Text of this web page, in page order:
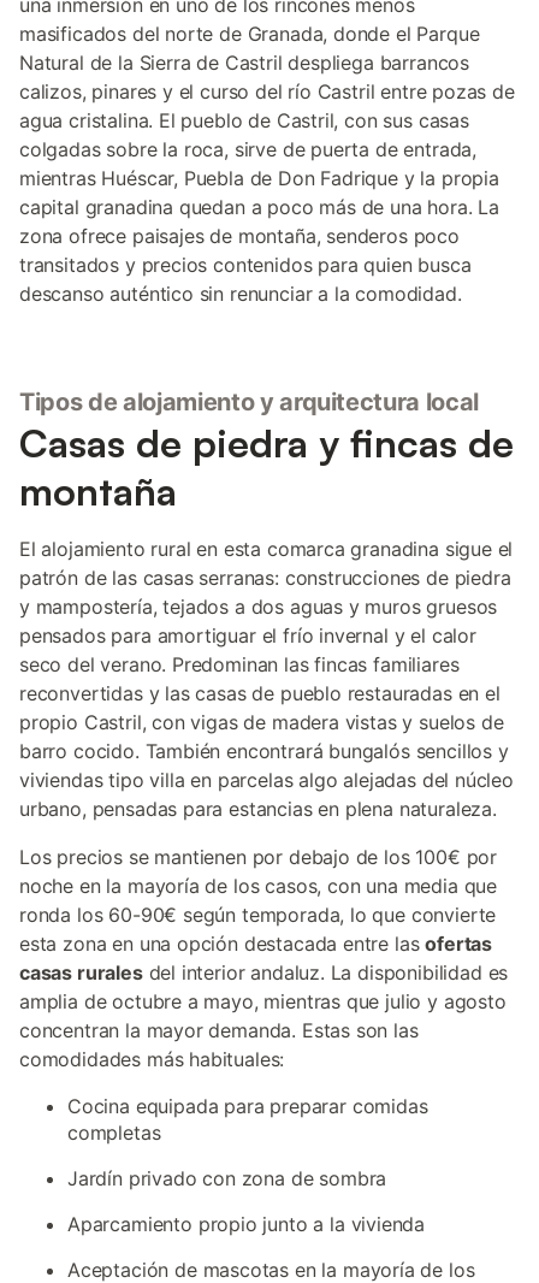
una inmersión en uno de los rincones menos
masificados del norte de Granada, donde el Parque
Natural de la Sierra de Castril despliega barrancos
calizos, pinares y el curso del río Castril entre pozas de
agua cristalina. El pueblo de Castril, con sus casas
colgadas sobre la roca, sirve de puerta de entrada,
mientras Huéscar, Puebla de Don Fadrique y la propia
capital granadina quedan a poco más de una hora. La
zona ofrece paisajes de montaña, senderos poco
transitados y precios contenidos para quien busca
descanso auténtico sin renunciar a la comodidad.
Tipos de alojamiento y arquitectura local
Casas de piedra y fincas de
montaña
El alojamiento rural en esta comarca granadina sigue el
patrón de las casas serranas: construcciones de piedra
y mampostería, tejados a dos aguas y muros gruesos
pensados para amortiguar el frío invernal y el calor
seco del verano. Predominan las fincas familiares
reconvertidas y las casas de pueblo restauradas en el
propio Castril, con vigas de madera vistas y suelos de
barro cocido. También encontrará bungalós sencillos y
viviendas tipo villa en parcelas algo alejadas del núcleo
urbano, pensadas para estancias en plena naturaleza.
Los precios se mantienen por debajo de los 100€ por
noche en la mayoría de los casos, con una media que
ronda los 60-90€ según temporada, lo que convierte
esta zona en una opción destacada entre lasofertas
casas ruralesdel interior andaluz. La disponibilidad es
amplia de octubre a mayo, mientras que julio y agosto
concentran la mayor demanda. Estas son las
comodidades más habituales:
Cocina equipada para preparar comidas
completas
Jardín privado con zona de sombra
Aparcamiento propio junto a la vivienda
Aceptación de mascotas en la mayoría de los